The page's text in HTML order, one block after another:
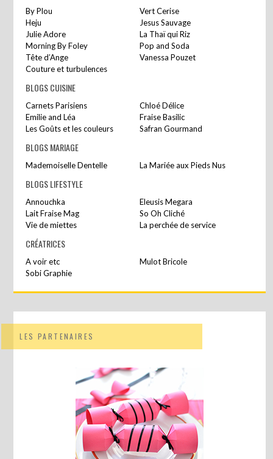
By Plou
Vert Cerise
Heju
Jesus Sauvage
Julie Adore
La Thaï qui Riz
Morning By Foley
Pop and Soda
Tête d’Ange
Vanessa Pouzet
Couture et turbulences
BLOGS CUISINE
Carnets Parisiens
Chloé Délice
Emilie and Léa
Fraise Basilic
Les Goûts et les couleurs
Safran Gourmand
BLOGS MARIAGE
Mademoiselle Dentelle La Mariée aux Pieds Nus
BLOGS LIFESTYLE
Annouchka
Eleusis Megara
Lait Fraise Mag
So Oh Cliché
Vie de miettes
La perchée de service
CRÉATRICES
A voir etc
Mulot Bricole
Sobi Graphie
LES PARTENAIRES